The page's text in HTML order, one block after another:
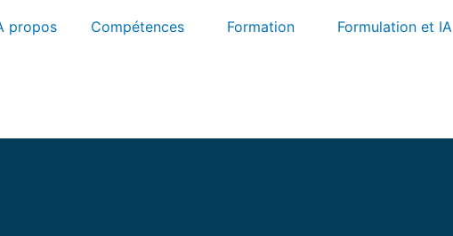
propos Compétences Formation Formulation et IA